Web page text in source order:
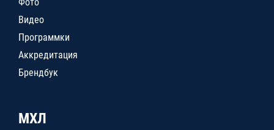
Видео
Программки
Аккредитация
Брендбук
МХЛ